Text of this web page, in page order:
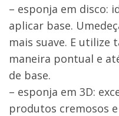
– esponja em disco:
aplicar base.
mais suave. E utilize
maneira pontual e
de base.
– esponja em 3D:
produtos cremosos